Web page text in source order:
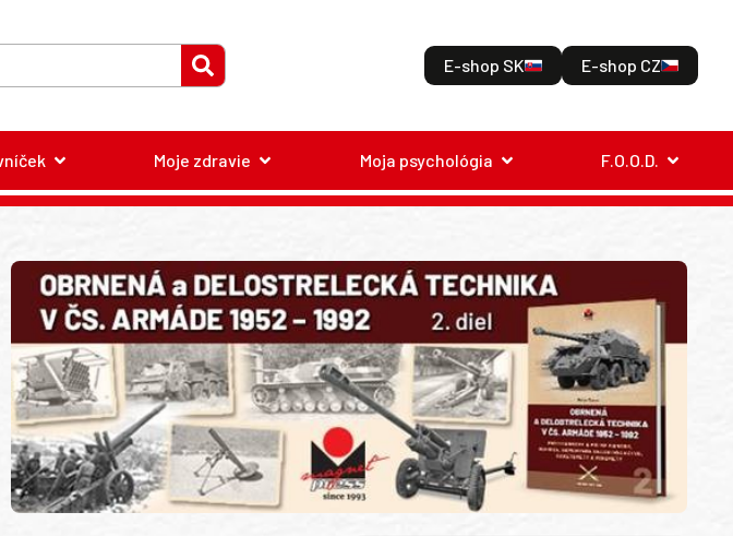
E-shop SK E-shop CZ
Moje zdravie Moja psychológia F.O.O.D.